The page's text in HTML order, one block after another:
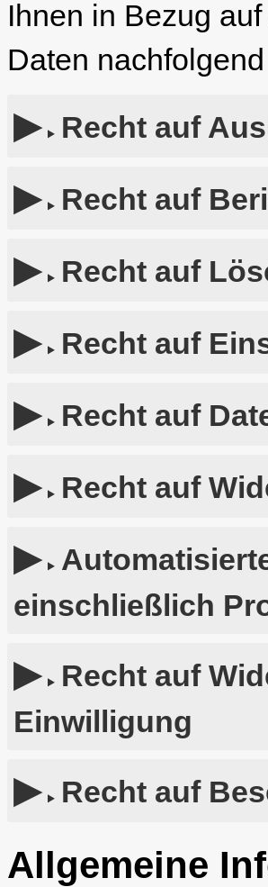
Ihnen in Bezug
Daten
Recht auf
Recht auf
Recht auf
Recht auf
Recht auf
Recht auf
einschließlich
Recht auf
Einwilligung
Recht auf
Allgemeine